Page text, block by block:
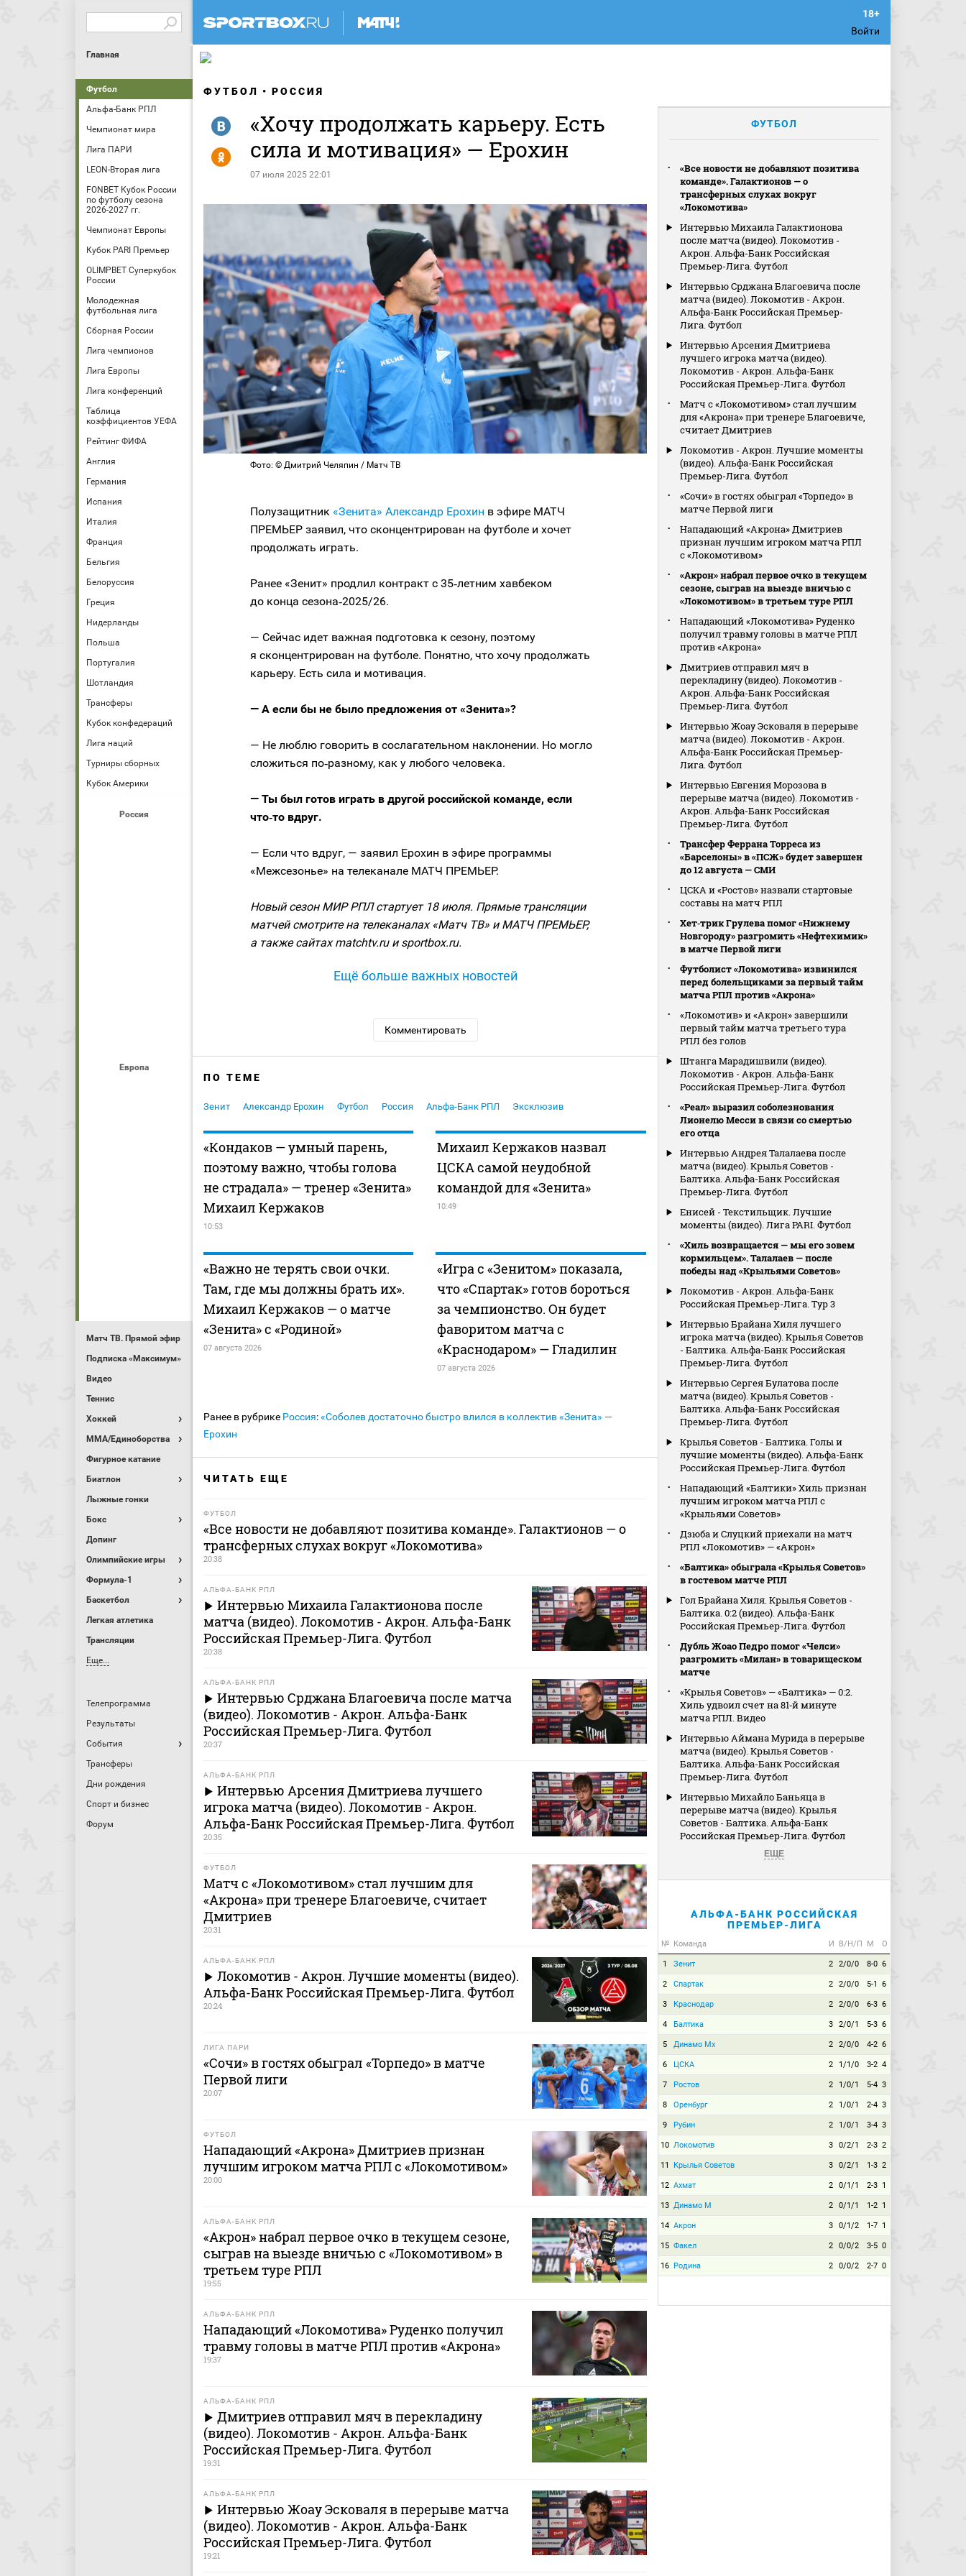
Войти
Главная
Футбол
Альфа-Банк РПЛ
Чемпионат мира
Лига ПАРИ
LEON-Вторая лига
FONBET Кубок России
по футболу сезона
2026-2027 гг.
Чемпионат Европы
Кубок PARI Премьер
OLIMPBET Суперкубок
России
Молодежная
футбольная лига
Сборная России
Лига чемпионов
Лига Европы
Лига конференций
Таблица
коэффициентов УЕФА
Рейтинг ФИФА
Англия
Германия
Испания
Италия
Франция
Бельгия
Белоруссия
Греция
Нидерланды
Польша
Португалия
Шотландия
Трансферы
Кубок конфедераций
Лига наций
Турниры сборных
Кубок Америки
Россия
Европа
Матч ТВ. Прямой эфир
Подписка «Максимум»
Видео
Теннис
Хоккей
MMA/Единоборства
Фигурное катание
Биатлон
Лыжные гонки
Бокс
Допинг
Олимпийские игры
Формула-1
Баскетбол
Легкая атлетика
Трансляции
Еще...
Телепрограмма
Результаты
События
Трансферы
Дни рождения
Спорт и бизнес
Форум
ФУТБОЛ РОССИЯ
«Хочу продолжать карьеру. Есть
сила и мотивация» — Ерохин
07 июля 2025 22:01
R
Y
Фото: © Дмитрий Челяпин / Матч ТВ
Полузащитник «Зенита» Александр Ерохин в эфире МАТЧ
ПРЕМЬЕР заявил, что сконцентрирован на футболе и хочет
продолжать играть.
Ранее «Зенит» продлил контракт с 35‑летним хавбеком
до конца сезона‑2025/26.
— Сейчас идет важная подготовка к сезону, поэтому
я сконцентрирован на футболе. Понятно, что хочу продолжать
карьеру. Есть сила и мотивация.
— А если бы не было предложения от «Зенита»?
— Не люблю говорить в сослагательном наклонении. Но могло
сложиться по‑разному, как у любого человека.
— Ты был готов играть в другой российской команде, если
что‑то вдруг.
— Если что вдруг, — заявил Ерохин в эфире программы
«Межсезонье» на телеканале МАТЧ ПРЕМЬЕР.
Новый сезон МИР РПЛ стартует 18 июля. Прямые трансляции
матчей смотрите на телеканалах «Матч ТВ» и МАТЧ ПРЕМЬЕР,
а также сайтах matchtv.ru и sportbox.ru.
Ещё больше важных новостей
Комментировать
ПО ТЕМЕ
Зенит Александр Ерохин Футбол Россия Альфа-Банк РПЛ Эксклюзив
«Кондаков — умный парень,
поэтому важно, чтобы голова
не страдала» — тренер «Зенита»
Михаил Кержаков
10:53
Михаил Кержаков назвал
ЦСКА самой неудобной
командой для «Зенита»
10:49
«Важно не терять свои очки.
Там, где мы должны брать их».
Михаил Кержаков — о матче
«Зенита» с «Родиной»
07 августа 2026
«Игра с «Зенитом» показала,
что «Спартак» готов бороться
за чемпионство. Он будет
фаворитом матча с
«Краснодаром» — Гладилин
07 августа 2026
Ранее в рубрике Россия:«Соболев достаточно быстро влился в коллектив «Зенита» —
Ерохин
ЧИТАТЬ ЕЩЕ
ФУТБОЛ
«Все новости не добавляют позитива команде». Галактионов — о
трансферных слухах вокруг «Локомотива»
20:38
АЛЬФА-БАНК РПЛ
Интервью Михаила Галактионова после
матча (видео). Локомотив - Акрон. Альфа-Банк
Российская Премьер-Лига. Футбол
20:38
АЛЬФА-БАНК РПЛ
Интервью Срджана Благоевича после матча
(видео). Локомотив - Акрон. Альфа-Банк
Российская Премьер-Лига. Футбол
20:37
АЛЬФА-БАНК РПЛ
Интервью Арсения Дмитриева лучшего
игрока матча (видео). Локомотив - Акрон.
Альфа-Банк Российская Премьер-Лига. Футбол
20:35
ФУТБОЛ
Матч с «Локомотивом» стал лучшим для
«Акрона» при тренере Благоевиче, считает
Дмитриев
20:31
АЛЬФА-БАНК РПЛ
Локомотив - Акрон. Лучшие моменты (видео).
Альфа-Банк Российская Премьер-Лига. Футбол
20:24
ЛИГА ПАРИ
«Сочи» в гостях обыграл «Торпедо» в матче
Первой лиги
20:07
ФУТБОЛ
Нападающий «Акрона» Дмитриев признан
лучшим игроком матча РПЛ с «Локомотивом»
20:00
АЛЬФА-БАНК РПЛ
«Акрон» набрал первое очко в текущем сезоне,
сыграв на выезде вничью с «Локомотивом» в
третьем туре РПЛ
19:55
АЛЬФА-БАНК РПЛ
Нападающий «Локомотива» Руденко получил
травму головы в матче РПЛ против «Акрона»
19:37
АЛЬФА-БАНК РПЛ
Дмитриев отправил мяч в перекладину
(видео). Локомотив - Акрон. Альфа-Банк
Российская Премьер-Лига. Футбол
19:31
АЛЬФА-БАНК РПЛ
Интервью Жоау Эсковаля в перерыве матча
(видео). Локомотив - Акрон. Альфа-Банк
Российская Премьер-Лига. Футбол
19:21
ФУТБОЛ
«Все новости не добавляют позитива
команде». Галактионов — о
трансферных слухах вокруг
«Локомотива»
Интервью Михаила Галактионова
после матча (видео). Локомотив -
Акрон. Альфа-Банк Российская
Премьер-Лига. Футбол
Интервью Срджана Благоевича после
матча (видео). Локомотив - Акрон.
Альфа-Банк Российская Премьер-
Лига. Футбол
Интервью Арсения Дмитриева
лучшего игрока матча (видео).
Локомотив - Акрон. Альфа-Банк
Российская Премьер-Лига. Футбол
Матч с «Локомотивом» стал лучшим
для «Акрона» при тренере Благоевиче,
считает Дмитриев
Локомотив - Акрон. Лучшие моменты
(видео). Альфа-Банк Российская
Премьер-Лига. Футбол
«Сочи» в гостях обыграл «Торпедо» в
матче Первой лиги
Нападающий «Акрона» Дмитриев
признан лучшим игроком матча РПЛ
с «Локомотивом»
«Акрон» набрал первое очко в текущем
сезоне, сыграв на выезде вничью с
«Локомотивом» в третьем туре РПЛ
Нападающий «Локомотива» Руденко
получил травму головы в матче РПЛ
против «Акрона»
Дмитриев отправил мяч в
перекладину (видео). Локомотив -
Акрон. Альфа-Банк Российская
Премьер-Лига. Футбол
Интервью Жоау Эсковаля в перерыве
матча (видео). Локомотив - Акрон.
Альфа-Банк Российская Премьер-
Лига. Футбол
Интервью Евгения Морозова в
перерыве матча (видео). Локомотив -
Акрон. Альфа-Банк Российская
Премьер-Лига. Футбол
Трансфер Феррана Торреса из
«Барселоны» в «ПСЖ» будет завершен
до 12 августа — СМИ
ЦСКА и «Ростов» назвали стартовые
составы на матч РПЛ
Хет‑трик Грулева помог «Нижнему
Новгороду» разгромить «Нефтехимик»
в матче Первой лиги
Футболист «Локомотива» извинился
перед болельщиками за первый тайм
матча РПЛ против «Акрона»
«Локомотив» и «Акрон» завершили
первый тайм матча третьего тура
РПЛ без голов
Штанга Марадишвили (видео).
Локомотив - Акрон. Альфа-Банк
Российская Премьер-Лига. Футбол
«Реал» выразил соболезнования
Лионелю Месси в связи со смертью
его отца
Интервью Андрея Талалаева после
матча (видео). Крылья Советов -
Балтика. Альфа-Банк Российская
Премьер-Лига. Футбол
Енисей - Текстильщик. Лучшие
моменты (видео). Лига PARI. Футбол
«Хиль возвращается — мы его зовем
кормильцем». Талалаев — после
победы над «Крыльями Советов»
Локомотив - Акрон. Альфа-Банк
Российская Премьер-Лига. Тур 3
Интервью Брайана Хиля лучшего
игрока матча (видео). Крылья Советов
- Балтика. Альфа-Банк Российская
Премьер-Лига. Футбол
Интервью Сергея Булатова после
матча (видео). Крылья Советов -
Балтика. Альфа-Банк Российская
Премьер-Лига. Футбол
Крылья Советов - Балтика. Голы и
лучшие моменты (видео). Альфа-Банк
Российская Премьер-Лига. Футбол
Нападающий «Балтики» Хиль признан
лучшим игроком матча РПЛ с
«Крыльями Советов»
Дзюба и Слуцкий приехали на матч
РПЛ «Локомотив» — «Акрон»
«Балтика» обыграла «Крылья Советов»
в гостевом матче РПЛ
Гол Брайана Хиля. Крылья Советов -
Балтика. 0:2 (видео). Альфа-Банк
Российская Премьер-Лига. Футбол
Дубль Жоао Педро помог «Челси»
разгромить «Милан» в товарищеском
матче
«Крылья Советов» — «Балтика» — 0:2.
Хиль удвоил счет на 81‑й минуте
матча РПЛ. Видео
Интервью Аймана Мурида в перерыве
матча (видео). Крылья Советов -
Балтика. Альфа-Банк Российская
Премьер-Лига. Футбол
Интервью Михайло Баньяца в
перерыве матча (видео). Крылья
Советов - Балтика. Альфа-Банк
Российская Премьер-Лига. Футбол
ЕЩЕ
АЛЬФА-БАНК РОССИЙСКАЯ
ПРЕМЬЕР-ЛИГА
№ Команда И В/Н/П М О
1 Зенит 2 2/0/0 8-0 6
2 Спартак 2 2/0/0 5-1 6
3 Краснодар 2 2/0/0 6-3 6
4 Балтика 3 2/0/1 5-3 6
5 Динамо Мх 2 2/0/0 4-2 6
6 ЦСКА 2 1/1/0 3-2 4
7 Ростов 2 1/0/1 5-4 3
8 Оренбург 2 1/0/1 2-4 3
9 Рубин 2 1/0/1 3-4 3
10 Локомотив 3 0/2/1 2-3 2
11 Крылья Советов 3 0/2/1 1-3 2
12 Ахмат 2 0/1/1 2-3 1
13 Динамо М 2 0/1/1 1-2 1
14 Акрон 3 0/1/2 1-7 1
15 Факел 2 0/0/2 3-5 0
16 Родина 2 0/0/2 2-7 0